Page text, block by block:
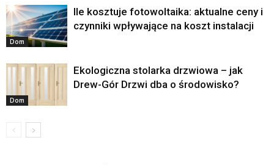
Dom
Ile kosztuje fotowoltaika: aktualne ceny i
czynniki wpływające na koszt instalacji
Dom
Ekologiczna stolarka drzwiowa – jak
Drew-Gór Drzwi dba o środowisko?